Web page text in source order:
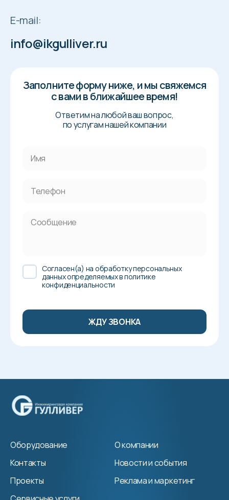
E-mail:
info@ikgulliver.ru
Заполните форму ниже, и мы свяжемся
с вами в ближайшее время!
Ответим на любой ваш вопрос,
по услугам нашей компании
Cогласен(а) на обработку персональных
данных определяемых в политике
конфиденциальности
Оборудование
Контакты
Проекты
О компании
Новости и события
Реклама и маркетинг